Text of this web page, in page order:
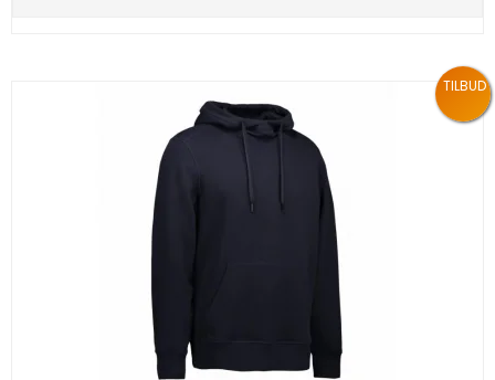
TILBUD